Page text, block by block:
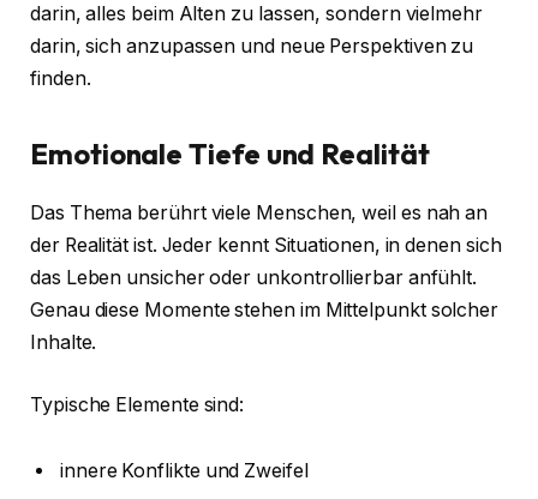
darin, alles beim Alten zu lassen, sondern vielmehr
darin, sich anzupassen und neue Perspektiven zu
finden.
Emotionale Tiefe und Realität
Das Thema berührt viele Menschen, weil es nah an
der Realität ist. Jeder kennt Situationen, in denen sich
das Leben unsicher oder unkontrollierbar anfühlt.
Genau diese Momente stehen im Mittelpunkt solcher
Inhalte.
Typische Elemente sind:
innere Konflikte und Zweifel